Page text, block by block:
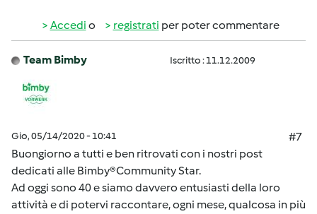
Accedi o registrati per poter commentare
Team Bimby Iscritto : 11.12.2009
Gio, 05/14/2020 - 10:41
#7
Buongiorno a tutti e ben ritrovati con i nostri post
dedicati alle Bimby®Community Star.
Ad oggi sono 40 e siamo davvero entusiasti della loro
attività e di potervi raccontare, ogni mese, qualcosa in più